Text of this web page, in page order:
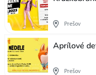
Prešov
Aprílové
Prešov